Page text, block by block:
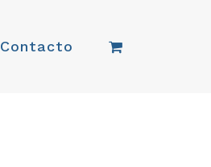
Contacto